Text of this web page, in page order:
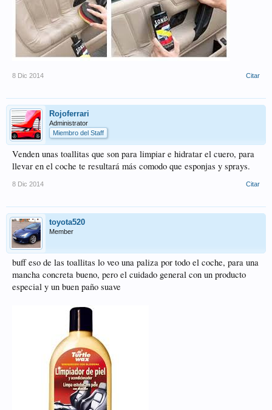
8 Dic 2014 Citar
Rojoferrari
Administrator
Miembro del Staff
Venden unas toallitas que son para limpiar e hidratar el cuero, para
llevar en el coche te resultará más comodo que esponjas y sprays.
8 Dic 2014 Citar
toyota520
Member
buff eso de las toallitas lo veo una paliza por todo el coche, para una
mancha concreta bueno, pero el cuidado general con un producto
especial y un buen paño suave